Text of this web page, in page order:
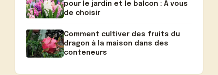
pour le jardin et le balcon : A vous
de choisir
Comment cultiver des fruits du
dragon à la maison dans des
conteneurs